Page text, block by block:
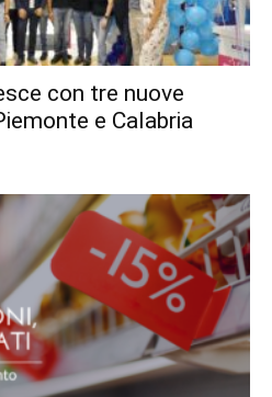
con tre nuove
e Calabria